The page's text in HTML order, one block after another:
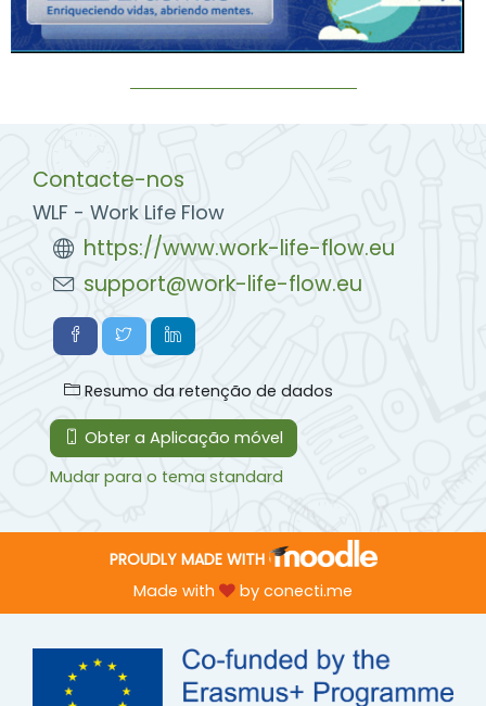
Contacte-nos
WLF - Work Life Flow
https://www.work-life-flow.eu
support@work-life-flow.eu
Resumo da retenção de dados
Obter a Aplicação móvel
Mudar para o tema standard
PROUDLY MADE WITH
Made with
by conecti.me